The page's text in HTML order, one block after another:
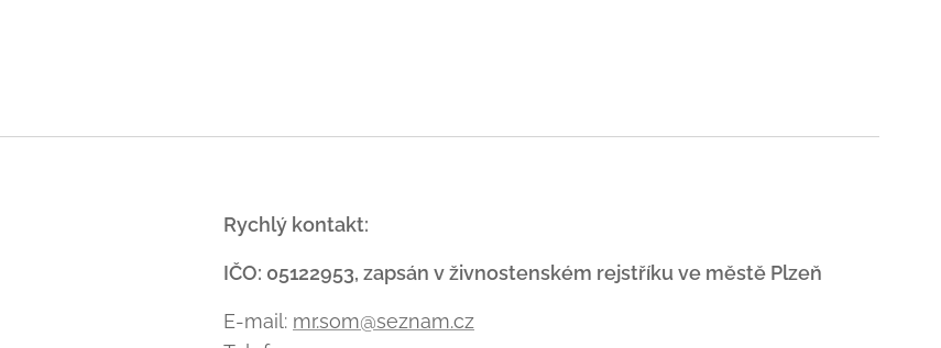
Rychlý kontakt:
IČO: 05122953, zapsán v živnostenském rejstříku ve městě Plzeň
E-mail: mr.som@seznam.cz